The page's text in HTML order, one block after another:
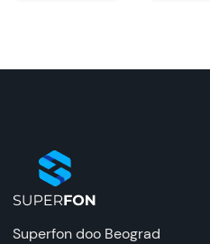
Superfon doo Beograd